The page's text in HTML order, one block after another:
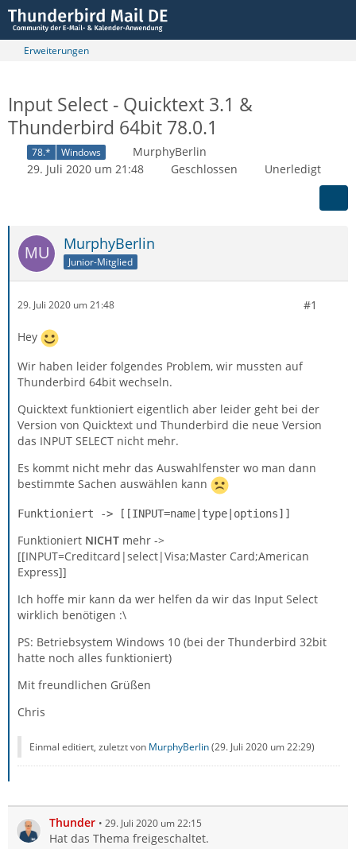
Erweiterungen
Input Select - Quicktext 3.1 &
Thunderbird 64bit 78.0.1
78.* Windows
MurphyBerlin
29. Juli 2020 um 21:48
Geschlossen Unerledigt
MurphyBerlin
Junior-Mitglied
29. Juli 2020 um 21:48 #1
Hey
Wir haben leider folgendes Problem, wir mussten auf
Thunderbird 64bit wechseln.
Quicktext funktioniert eigentlich aber leider geht bei der
Version von Quicktext und Thunderbird die neue Version
das INPUT SELECT nicht mehr.
Es kommt nicht mehr das Auswahlfenster wo man dann
bestimmte Sachen auswählen kann
Funktioniert -> [[INPUT=name|type|options]]
Funktioniert NICHT mehr ->
[[INPUT=Creditcard|select|Visa;Master Card;American
Express]]
Ich hoffe mir kann da wer helfen da wir das Input Select
wirklich benötigen :\
PS: Betriebsystem Windows 10 (bei der Thunderbird 32bit
hatte noch alles funktioniert)
Mit freundlichen Grüßen
Chris
Einmal editiert, zuletzt von MurphyBerlin(29. Juli 2020 um 22:29)
Thunder 29. Juli 2020 um 22:15
Hat das Thema freigeschaltet.